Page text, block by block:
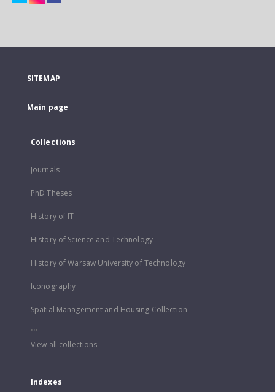
SITEMAP
Main page
Collections
Journals
PhD Theses
History of IT
History of Science and Technology
History of Warsaw University of Technology
Iconography
Spatial Management and Housing Collection
...
View all collections
Indexes